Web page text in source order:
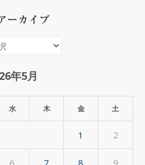
ーカイブ
年5月
水 木 金 土
1 2